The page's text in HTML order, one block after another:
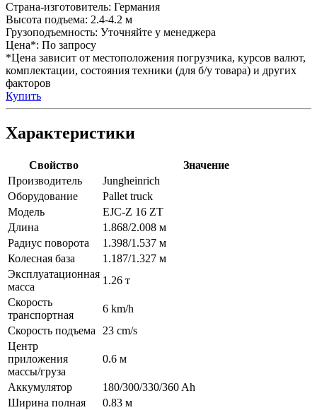
Страна-изготовитель: Германия
Высота подъема: 2.4-4.2 м
Грузоподъемность: Уточняйте у менеджера
Цена*: По запросу
*Цена зависит от местоположения погрузчика, курсов валют,
комплектации, состояния техники (для б/у товара) и других
факторов
Купить
Характеристики
Свойство
Значение
Производитель
Jungheinrich
Оборудование
Pallet truck
Модель
EJC-Z 16 ZT
Длина
1.868/2.008 м
Радиус поворота
1.398/1.537 м
Колесная база
1.187/1.327 м
Эксплуатационная
масса
1.26 т
Скорость
транспортная
6 km/h
Скорость подъема
23 cm/s
Центр
приложения
массы/груза
0.6 м
Аккумулятор
180/300/330/360 Ah
Ширина полная
0.83 м